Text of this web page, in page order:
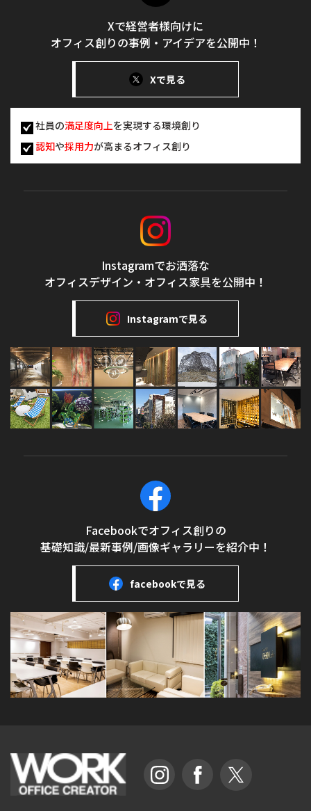
Xで経営者様向けに
オフィス創りの事例・アイデアを公開中！
Xで見る
社員の満足度向上を実現する環境創り
認知や採用力が高まるオフィス創り
Instagramでお洒落な
オフィスデザイン・オフィス家具を公開中！
Instagramで見る
Facebookでオフィス創りの
基礎知識/最新事例/画像ギャラリーを紹介中！
facebookで見る